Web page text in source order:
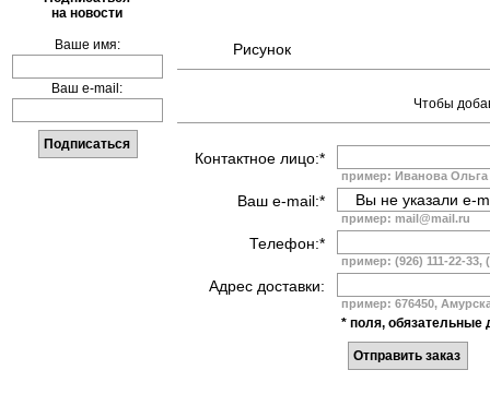
на новости
Ваше имя:
Ваш e-mail:
Рисунок
Чтобы
Контактное лицо:*
пример: Иванова Ольга
Ваш e-mail:*
пример: mail@mail.ru
Телефон:*
пример: (926) 111-22-33,
Адрес доставки:
пример: 676450,
* поля, обязательные